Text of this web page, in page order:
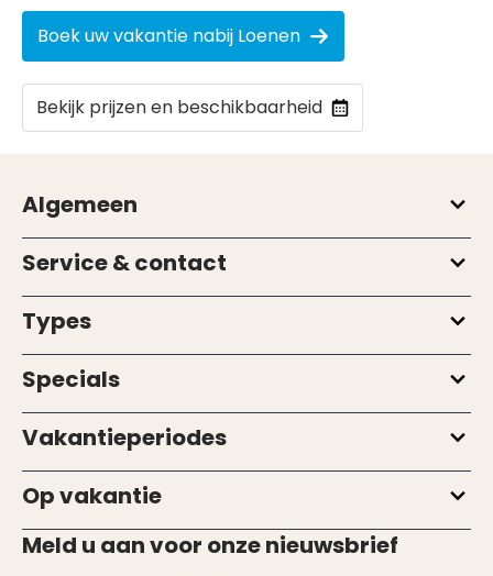
Boek uw vakantie nabij Loenen
Bekijk prijzen en beschikbaarheid
Algemeen
Service & contact
Types
Specials
Vakantieperiodes
Op vakantie
Meld u aan voor onze nieuwsbrief